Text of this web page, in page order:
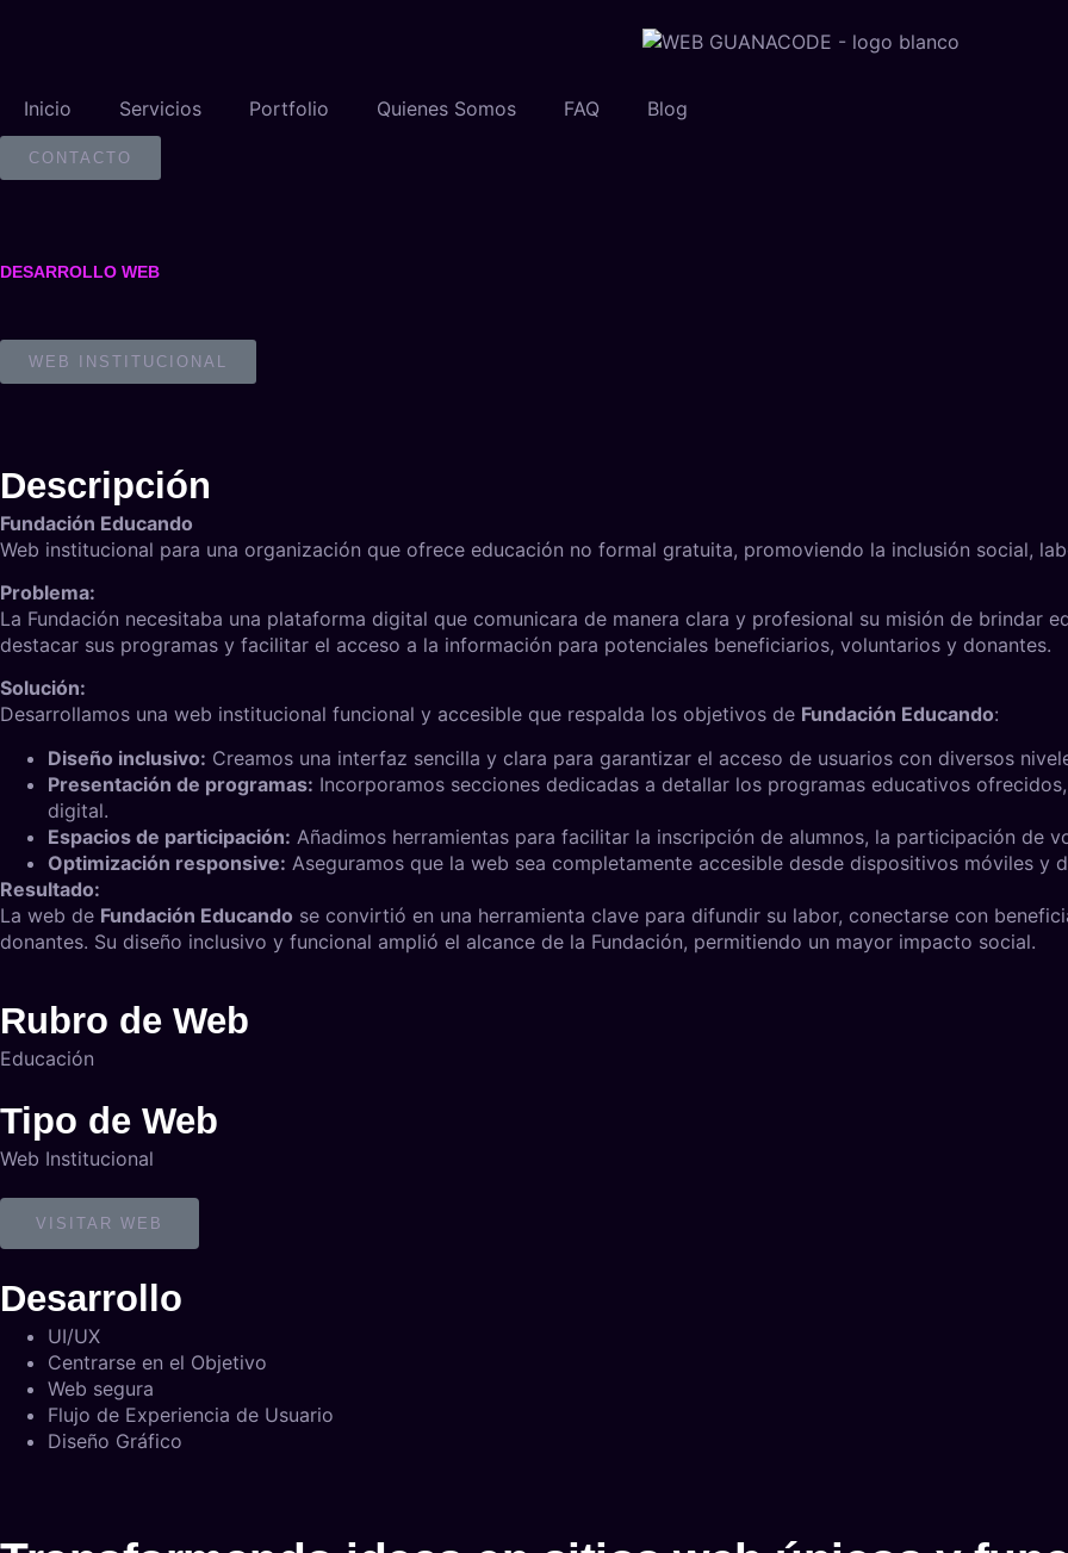
Inicio Servicios Portfolio Quienes Somos FAQ Blog
CONTACTO
DESARROLLO WEB
WEB INSTITUCIONAL
Descripción
Fundación Educando
Web institucional para una organización que ofrece educación no formal gratuita, promoviendo la inclusión social,
Problema:
La Fundación necesitaba una plataforma digital que comunicara de manera clara y profesional su misión de brindar
destacar sus programas y facilitar el acceso a la información para potenciales beneficiarios, voluntarios y donantes.
Solución:
Desarrollamos una web institucional funcional y accesible que respalda los objetivos de Fundación Educando:
Diseño inclusivo: Creamos una interfaz sencilla y clara para garantizar el acceso de usuarios con diversos
Presentación de programas: Incorporamos secciones dedicadas a detallar los programas educativos
digital.
Espacios de participación: Añadimos herramientas para facilitar la inscripción de alumnos, la participación de
Optimización responsive: Aseguramos que la web sea completamente accesible desde dispositivos móviles y
Resultado:
La web de Fundación Educando se convirtió en una herramienta clave para difundir su labor, conectarse con
donantes. Su diseño inclusivo y funcional amplió el alcance de la Fundación, permitiendo un mayor impacto social.
Rubro de Web
Educación
Tipo de Web
Web Institucional
VISITAR WEB
Desarrollo
UI/UX
Centrarse en el Objetivo
Web segura
Flujo de Experiencia de Usuario
Diseño Gráfico